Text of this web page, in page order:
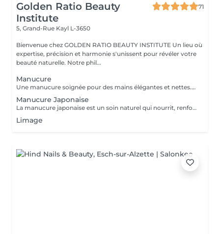
Golden Ratio Beauty
Institute
71
5, Grand-Rue Kayl L-3650
Bienvenue chez GOLDEN RATIO BEAUTY INSTITUTE Un lieu où
expertise, précision et harmonie s'unissent pour révéler votre
beauté naturelle. Notre phil...
Manucure
Une manucure soignée pour des mains élégantes et nettes. Nettoyage, mise en forme, soin des cuticules et finition parfaite. Options : Manucure simple Manucure avec vernis classique Manucure avec vernis semi-permanent Résultat : des ongles brillants, une tenue longue durée et une finition impeccable. Un rituel de beauté essentiel pour des mains toujours raffinées.
Manucure Japonaise
La manucure japonaise est un soin naturel qui nourrit, renforce et fait briller vos ongles grâce à une pâte enrichie en vitamines et minéraux. Bénéfices : Ongles plus résistants et moins cassants Brillance naturelle sans vernis Hydratation et réparation des ongles Résultat : des ongles sains, forts et éclatants de beauté, naturellement. Une technique douce pour sublimer vos mains sans produits chimiques.
Limage